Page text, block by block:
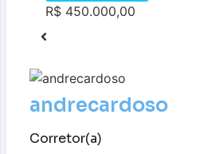
R$ 450.000,00
andrecardoso
Corretor(a)